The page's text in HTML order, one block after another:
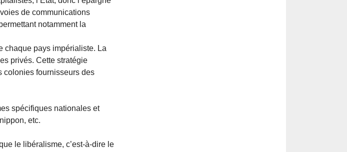
de communications
notamment la
chaque pays impérialiste. La
privés. Cette stratégie
colonies fournisseurs des
spécifiques nationales et
etc.
le libéralisme, c’est-à-dire le